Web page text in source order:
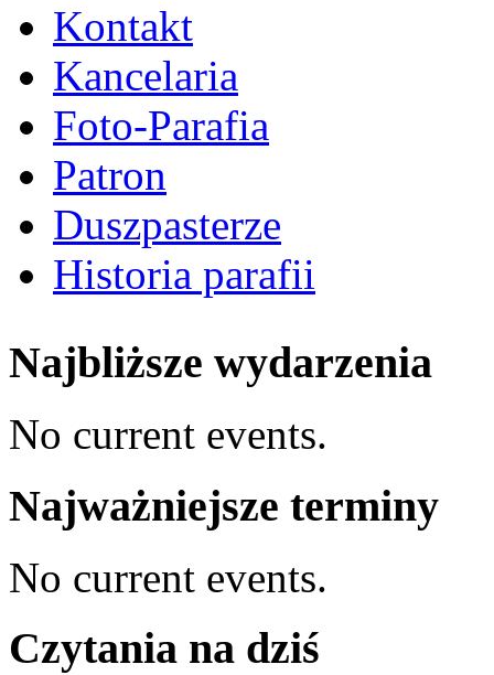
Kontakt
Kancelaria
Foto-Parafia
Patron
Duszpasterze
Historia parafii
Najbliższe wydarzenia
No current events.
Najważniejsze terminy
No current events.
Czytania na dziś